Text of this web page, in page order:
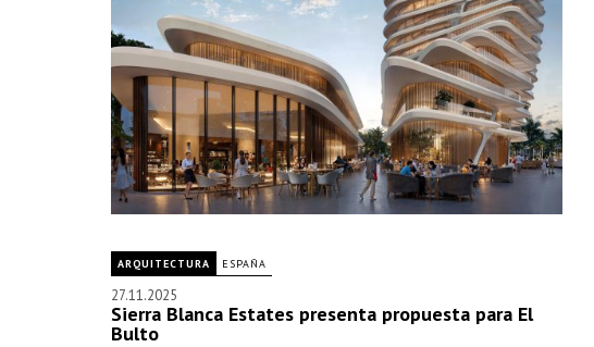
ARQUITECTURA ESPAÑA
27.11.2025
Sierra Blanca Estates presenta propuesta para El
Bulto